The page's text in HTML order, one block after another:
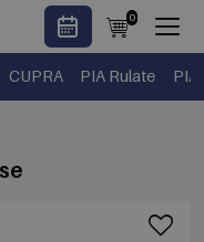
0
CUPRA PIA Rulate PIA